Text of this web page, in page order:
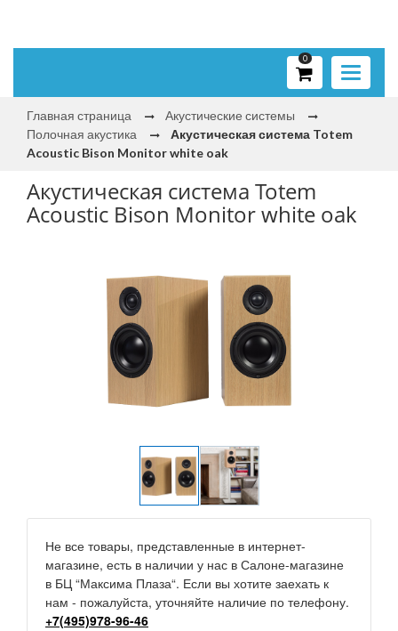
Toggle
0
Главная страница
Акустические системы
Полочная акустика
Акустическая система Totem
Acoustic Bison Monitor white oak
Акустическая система Totem
Acoustic Bison Monitor white oak
Не все товары, представленные в интернет-
магазине, есть в наличии у нас в Салоне-магазине
в БЦ “Максима Плаза“. Если вы хотите заехать к
нам - пожалуйста, уточняйте наличие по телефону.
+7(495)978-96-46